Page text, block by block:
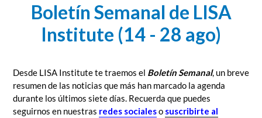
Boletín Semanal de LISA
Institute (14 - 28 ago)
Desde LISA Institute te traemos el Boletín Semanal, un breve
resumen de las noticias que más han marcado la agenda
durante los últimos siete días. Recuerda que puedes
seguirnos en nuestras redes socialeso suscribirte al